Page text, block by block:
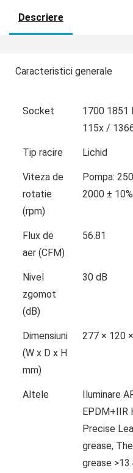
Descriere
Caracteristici generale
Socket
1700
115x /
Tip racire Lichid
Viteza de
rotatie
(rpm)
Pompa:
2000 ± 10%
Flux de
aer (CFM)
56.81
Nivel
zgomot
(dB)
30 dB
Dimensiuni
(W x D x H
mm)
277 × 120
Altele
Iluminare
EPDM+IIR
Precise
grease,
grease